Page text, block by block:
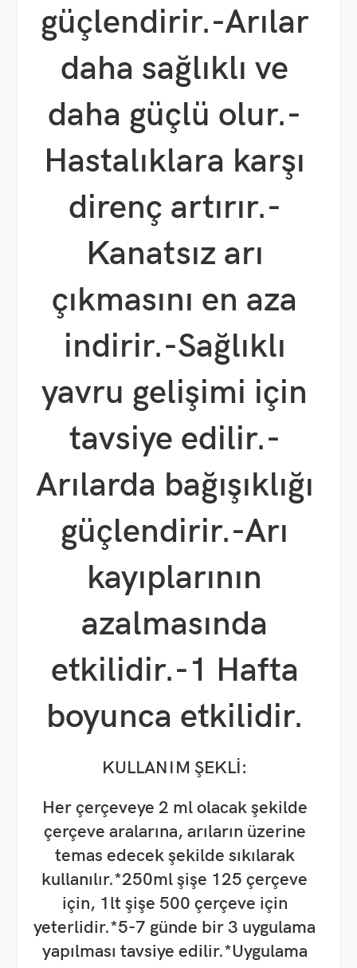
güçlendirir.-Arılar
daha sağlıklı ve
daha güçlü olur.-
Hastalıklara karşı
direnç artırır.-
Kanatsız arı
çıkmasını en aza
indirir.-Sağlıklı
yavru gelişimi için
tavsiye edilir.-
Arılarda bağışıklığı
güçlendirir.-Arı
kayıplarının
azalmasında
etkilidir.-1 Hafta
boyunca etkilidir.
KULLANIM ŞEKLİ:
Her çerçeveye 2 ml olacak şekilde
çerçeve aralarına, arıların üzerine
temas edecek şekilde sıkılarak
kullanılır.*250ml şişe 125 çerçeve
için, 1lt şişe 500 çerçeve için
yeterlidir.*5-7 günde bir 3 uygulama
yapılması tavsiye edilir.*Uygulama